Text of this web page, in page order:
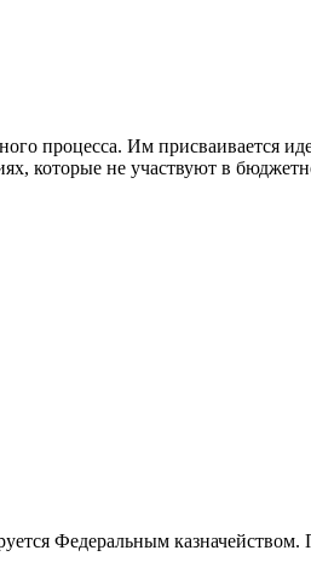
процесса. Им присваивается
которые не участвуют в
Федеральным казначейством.